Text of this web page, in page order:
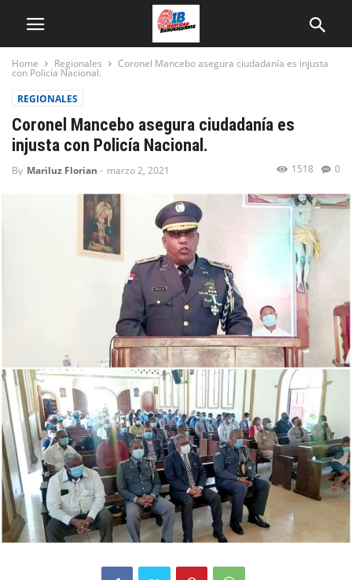
Home Regionales Coronel Mancebo asegura ciudadanía es injusta
con Policía Nacional.
REGIONALES
Coronel Mancebo asegura ciudadanía es
injusta con Policía Nacional.
By Mariluz Florian - marzo 2, 2021 0
1518